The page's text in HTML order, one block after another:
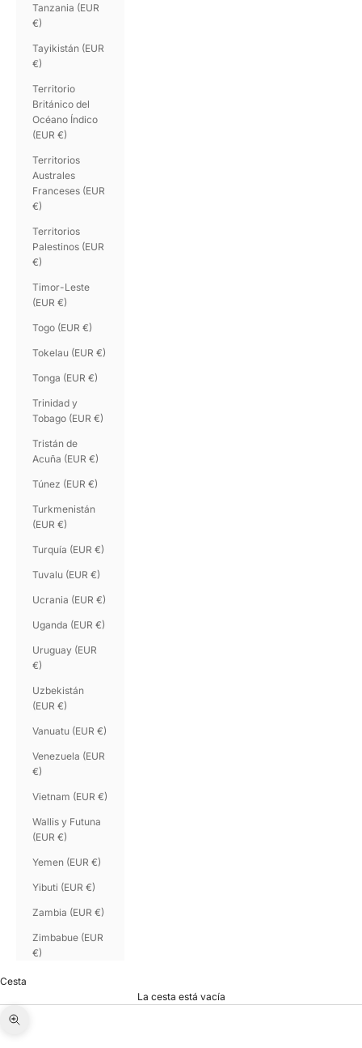
Tanzania (EUR
€)
Tayikistán (EUR
€)
Territorio
Británico del
Océano Índico
(EUR €)
Territorios
Australes
Franceses (EUR
€)
Territorios
Palestinos (EUR
€)
Timor-Leste
(EUR €)
Togo (EUR €)
Tokelau (EUR €)
Tonga (EUR €)
Trinidad y
Tobago (EUR €)
Tristán de
Acuña (EUR €)
Túnez (EUR €)
Turkmenistán
(EUR €)
Turquía (EUR €)
Tuvalu (EUR €)
Ucrania (EUR €)
Uganda (EUR €)
Uruguay (EUR
€)
Uzbekistán
(EUR €)
Vanuatu (EUR €)
Venezuela (EUR
€)
Vietnam (EUR €)
Wallis y Futuna
(EUR €)
Yemen (EUR €)
Yibuti (EUR €)
Zambia (EUR €)
Zimbabue (EUR
€)
Cesta
La cesta está vacía
Zoom